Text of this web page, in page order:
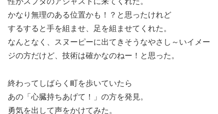
かなり無理のある位置かも！？と思ったけれど
するすると手を組ませ、足を組ませてくれた。
なんとなく、スヌーピーに出てきそうなやさし～いイメー
ジの方だけど、技術は確かなのねー！と思った。
終わってしばらく町を歩いていたら
あの「心臓持ちあげて！」の方を発見。
勇気を出して声をかけてみた。